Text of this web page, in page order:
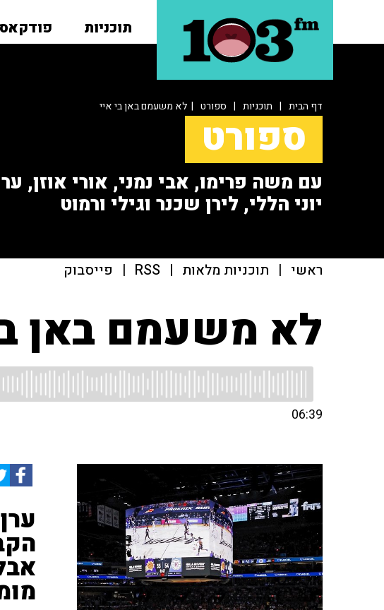
תוכניות
דף הבית | תוכניות | ספורט | לא משעמם באן בי איי
ספורט
עם משה פרימו, אבי נמני, אורי אוזן,
יוני הללי, לירן שכנר וגילי ורמוט
ראשי | תוכניות מלאות |
RSS
| פייסבוק
לא משעמם באן
06:39